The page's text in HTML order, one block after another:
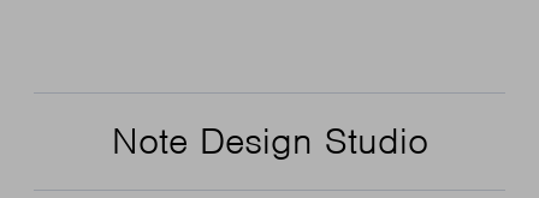
Note Design Studio